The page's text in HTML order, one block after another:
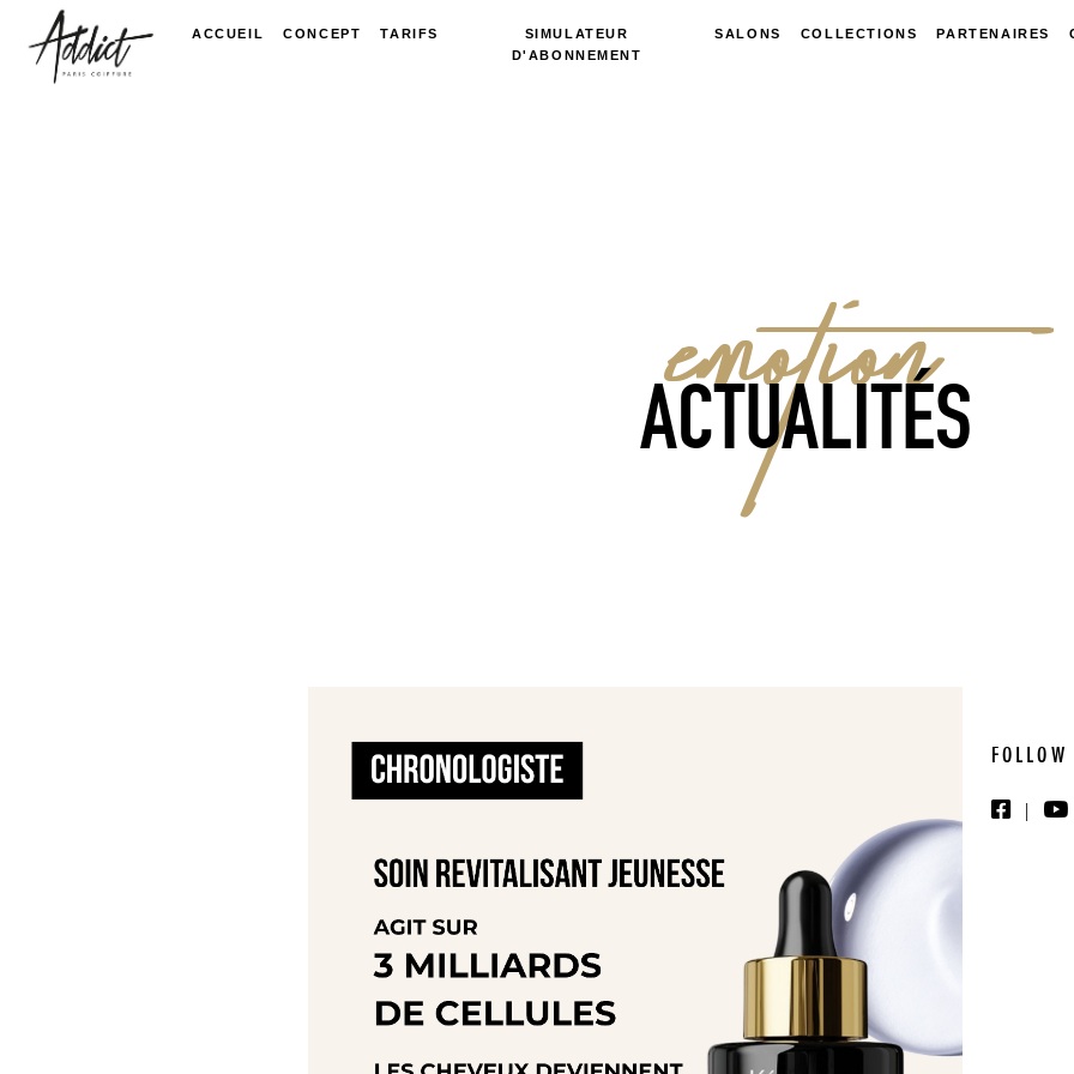
ACCUEIL CONCEPT TARIFS
SIMULATEUR
D'ABONNEMENT
SALONS COLLECTIONS PARTENAIRES
EMOTION
ACTUALITÉS
FOLLOW